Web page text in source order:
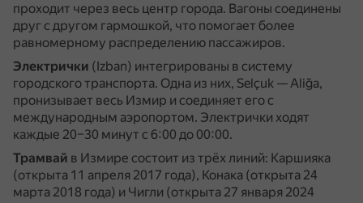
проходит через весь центр города. Вагоны соединены
друг с другом гармошкой, что помогает более
равномерному распределению пассажиров.
Электрички (Izban) интегрированы в систему
городского транспорта. Одна из них, Selçuk — Aliğa,
пронизывает весь Измир и соединяет его с
международным аэропортом. Электрички ходят
каждые 20–30 минут с 6:00 до 00:00.
Трамвай в Измире состоит из трёх линий: Каршияка
(открыта 11 апреля 2017 года), Конака (открыта 24
марта 2018 года) и Чигли (открыта 27 января 2024